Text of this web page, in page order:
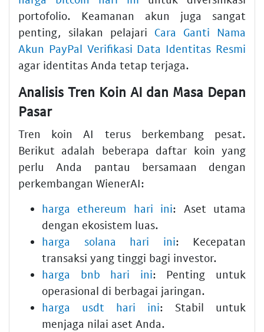
portofolio. Keamanan akun juga sangat
penting, silakan pelajari Cara Ganti Nama
Akun PayPal Verifikasi Data Identitas Resmi
agar identitas Anda tetap terjaga.
Analisis Tren Koin AI dan Masa Depan
Pasar
Tren koin AI terus berkembang pesat.
Berikut adalah beberapa daftar koin yang
perlu Anda pantau bersamaan dengan
perkembangan WienerAI:
harga ethereum hari ini: Aset utama
dengan ekosistem luas.
harga solana hari ini: Kecepatan
transaksi yang tinggi bagi investor.
harga bnb hari ini: Penting untuk
operasional di berbagai jaringan.
harga usdt hari ini: Stabil untuk
menjaga nilai aset Anda.